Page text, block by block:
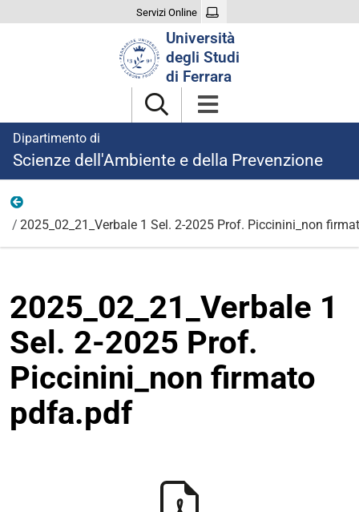
Servizi Online
Università
degli Studi
di Ferrara
Dipartimento di
Scienze dell'Ambiente e della Prevenzione
2025_02_21_Verbale 1 Sel. 2-2025 Prof. Piccinini_non
2025_02_21_Verbale 1
Sel. 2-2025 Prof.
Piccinini_non firmato
pdfa.pdf